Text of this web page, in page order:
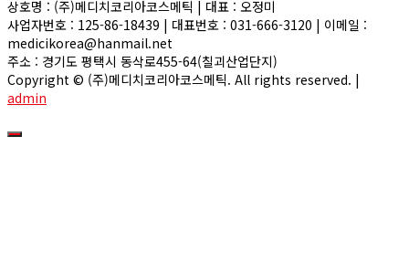
상호명 : (주)메디치코리아코스메틱 | 대표 : 오정미
사업자번호 : 125-86-18439 | 대표번호 : 031-666-3120 | 이메일 :
medicikorea@hanmail.net
주소 : 경기도 평택시 동삭로455-64(칠괴산업단지)
Copyright © (주)메디치코리아코스메틱. All rights reserved. |
admin